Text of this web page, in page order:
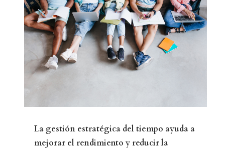
La gestión estratégica del tiempo ayuda a
mejorar el rendimiento y reducir la